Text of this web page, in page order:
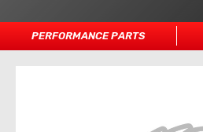
PERFORMANCE PARTS